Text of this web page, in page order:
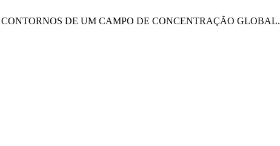
CONTORNOS DE UM CAMPO DE CONCENTRAÇÃO GLOBAL.